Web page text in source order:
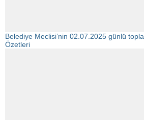
Belediye Meclisi’nin 02.07.2025 günlü
Özetleri